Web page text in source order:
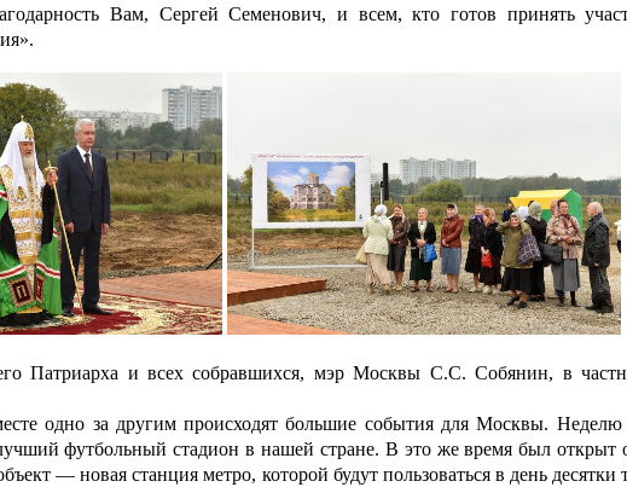
Вам, Сергей Семенович, и всем, кто готов принять
Патриарха и всех собравшихся, мэр Москвы С.С. Собянин, в
одно за другим происходят большие события для Москвы. Неделю
футбольный стадион в нашей стране. В это же время был открыт
— новая станция метро, которой будут пользоваться в день десятки